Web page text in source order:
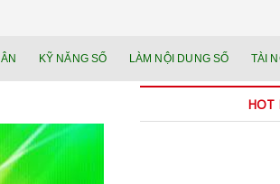
nhân trong
KỸ NĂNG SỐ LÀM NỘI DUNG SỐ TÀI
HOT